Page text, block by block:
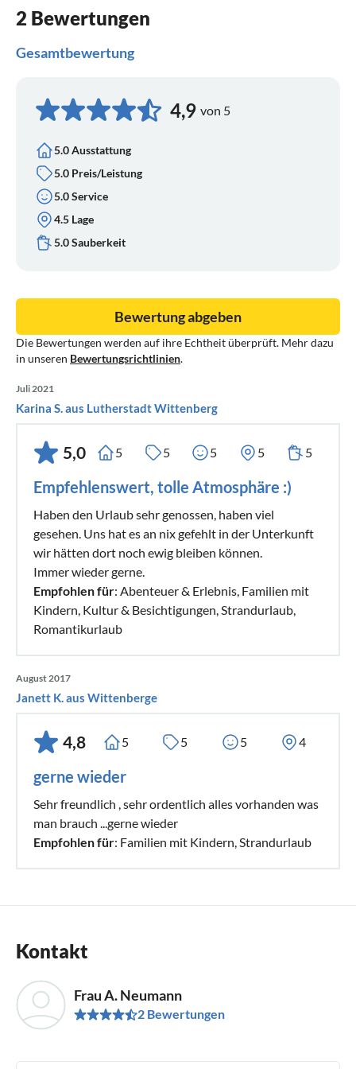
2 Bewertungen
Gesamtbewertung
4,9 von 5
5.0 Ausstattung
5.0 Preis/Leistung
5.0 Service
4.5 Lage
5.0 Sauberkeit
Die Bewertungen werden auf ihre Echtheit überprüft. Mehr dazu
in unseren Bewertungsrichtlinien.
Bewertung abgeben
Juli 2021
Karina S. aus Lutherstadt Wittenberg
5,0 5 5 5 5 5
Empfehlenswert, tolle Atmosphäre :)
Haben den Urlaub sehr genossen, haben viel
gesehen. Uns hat es an nix gefehlt in der Unterkunft
wir hätten dort noch ewig bleiben können.
Immer wieder gerne.
Empfohlen für: Abenteuer & Erlebnis, Familien mit
Kindern, Kultur & Besichtigungen, Strandurlaub,
Romantikurlaub
August 2017
Janett K. aus Wittenberge
4,8 5 5 5 4
gerne wieder
Sehr freundlich , sehr ordentlich alles vorhanden was
man brauch ...gerne wieder
Empfohlen für: Familien mit Kindern, Strandurlaub
Kontakt
Frau A. Neumann
2 Bewertungen